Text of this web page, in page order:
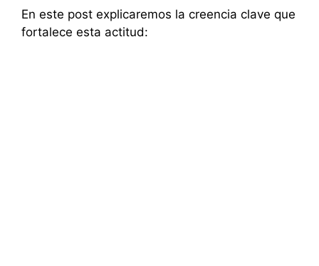
En este post explicaremos la creencia clave que
fortalece esta actitud: